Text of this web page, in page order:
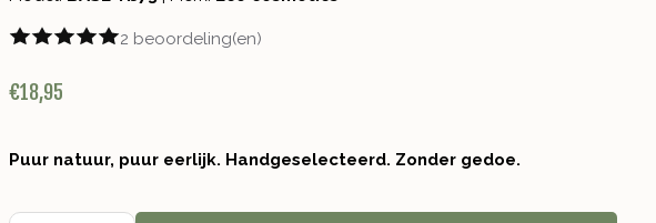
2 beoordeling(en)
€18,95
Puur natuur, puur eerlijk. Handgeselecteerd. Zonder gedoe.